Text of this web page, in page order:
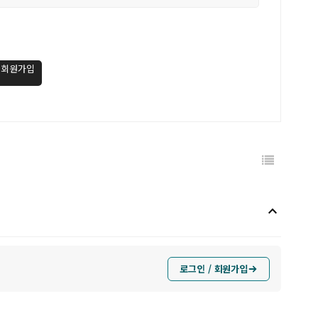
원가입
keyboard_arrow_up
로그인 / 회원가입